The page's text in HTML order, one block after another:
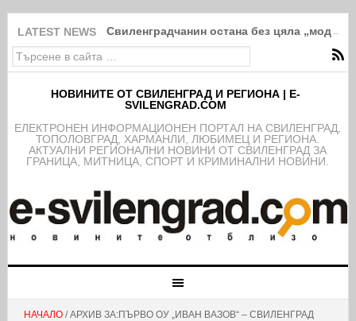
LATEST NEWS Свиленградчанин остана без цяла „модна“
НОВИНИТЕ ОТ СВИЛЕНГРАД И РЕГИОНА | E-
SVILENGRAD.COM
EЛЕКТРОНЕН ИНФОРМАЦИОНЕН ПОРТАЛ НА СВИЛЕНГРАД,
ТОПОЛОВГРАД, ХАРМАНЛИ, ЛЮБИМЕЦ И РЕГИОНА.
АКТУАЛНИ РЕГИОНАЛНИ НОВИНИ ОТ СВИЛЕНГРАД ЗА
ГРАНИЦА, МИТНИЦА, СПОРТ И КРИМИНАЛНИ НОВИНИ.
НАЧАЛО/ АРХИВ ЗА:ПЪРВО ОУ „ИВАН ВАЗОВ“ – СВИЛЕНГРАД